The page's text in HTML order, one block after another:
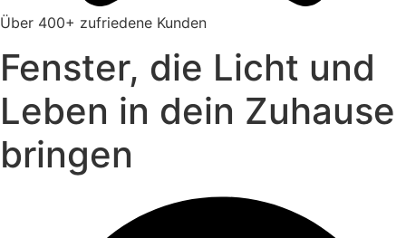
Über 400+ zufriedene Kunden
Fenster, die Licht und
Leben in dein Zuhause
bringen